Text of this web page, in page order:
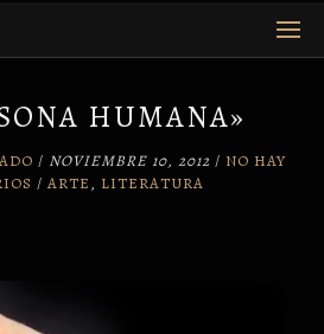
HUMANA»
/ NOVIEMBRE 10, 2012/ NO HAY
/ ARTE, LITERATURA